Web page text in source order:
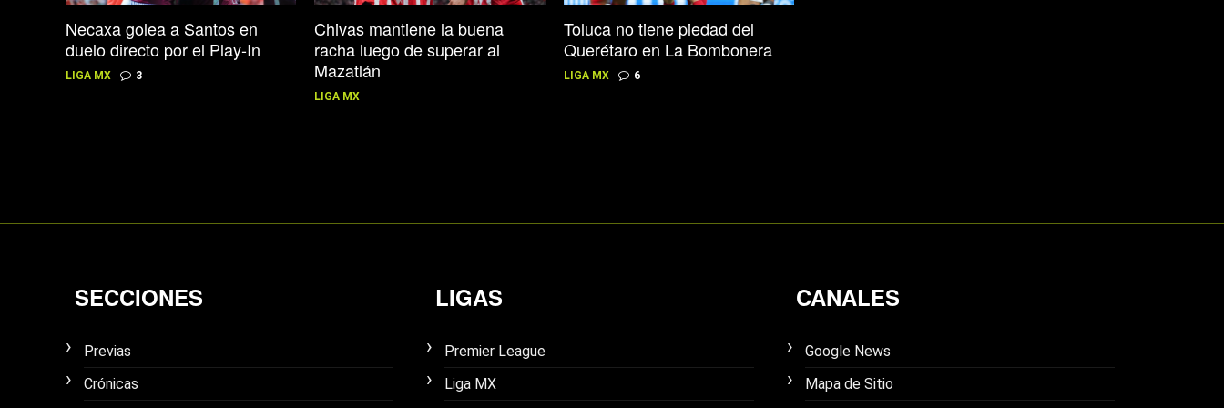
Necaxa golea a Santos en
duelo directo por el Play-In
LIGA MX 3
Chivas mantiene la buena
racha luego de superar al
Mazatlán
LIGA MX
Toluca no tiene piedad del
Querétaro en La Bombonera
LIGA MX 6
SECCIONES
Previas
Crónicas
LIGAS
Premier League
Liga MX
CANALES
Google News
Mapa de Sitio